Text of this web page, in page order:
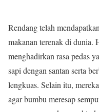
Rendang telah
makanan terenak di dunia.
menghadirkan rasa pedas
sapi dengan santan serta
lengkuas. Selain itu,
agar bumbu meresap